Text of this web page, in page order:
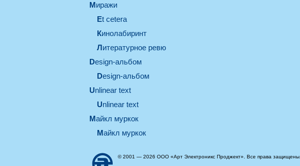
миражи
et cetera
кинолабиринт
литературное ревю
design-альбом
design-альбом
unlinear text
Unlinear text
майкл муркок
майкл муркок
© 2001 — 2026 ООО «Арт Электроникс Проджект». Все права защищены.